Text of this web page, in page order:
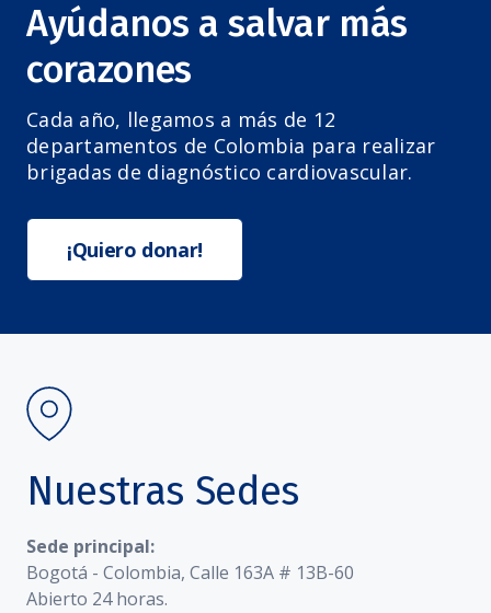
Ayúdanos a salvar más
corazones
Cada año, llegamos a más de 12
departamentos de Colombia para realizar
brigadas de diagnóstico cardiovascular.
¡Quiero donar!
Nuestras Sedes
Sede principal:
Bogotá - Colombia, Calle 163A # 13B-60
Abierto 24 horas.